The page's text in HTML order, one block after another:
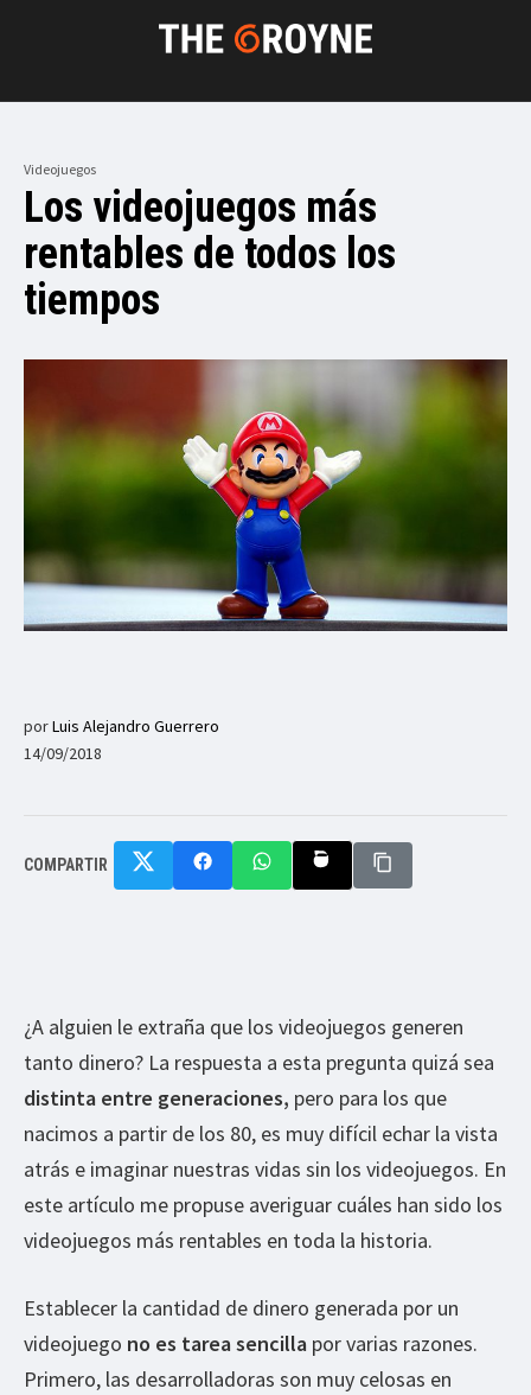
Videojuegos
Los videojuegos más
rentables de todos los
tiempos
porLuis Alejandro Guerrero
14/09/2018
COMPARTIR
¿A alguien le extraña que los videojuegos generen
tanto dinero? La respuesta a esta pregunta quizá sea
distinta entre generaciones, pero para los que
nacimos a partir de los 80, es muy difícil echar la vista
atrás e imaginar nuestras vidas sin los videojuegos. En
este artículo me propuse averiguar cuáles han sido los
videojuegos más rentables en toda la historia.
Establecer la cantidad de dinero generada por un
videojuego no es tarea sencilla por varias razones.
Primero, las desarrolladoras son muy celosas en